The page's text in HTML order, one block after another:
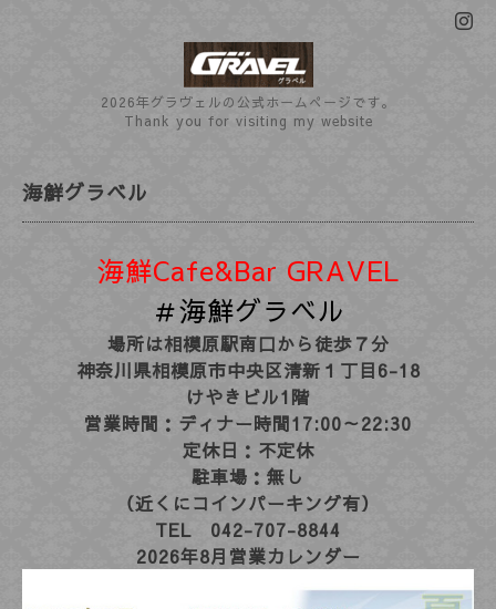
2026年グラヴェルの公式ホームぺージです。
Thank you for visiting my website
海鮮グラベル
海鮮Cafe&Bar GRAVEL
＃海鮮グラベル
場所は相模原駅南口から徒歩７分
神奈川県相模原市中央区清新１丁目6-18
けやきビル1階
営業時間： ディナー時間17:00～22:30
定休日：不定休
駐車場：無し
（近くにコインパーキング有）
TEL 042-707-8844
2026年8月営業カレンダー